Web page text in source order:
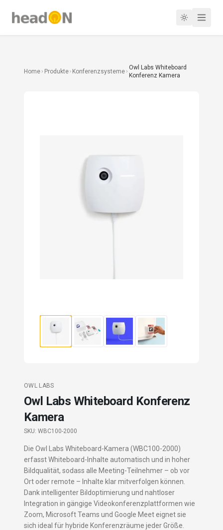
Home Produkte Konferenzsysteme
Owl Labs Whiteboard
Konferenz Kamera
OWL LABS
Owl Labs Whiteboard Konferenz
Kamera
SKU: WBC100-2000
Die Owl Labs Whiteboard-Kamera (WBC100-2000)
erfasst Whiteboard-Inhalte automatisch und in hoher
Bildqualität, sodass alle Meeting-Teilnehmer – ob vor
Ort oder remote – Inhalte klar mitverfolgen können.
Dank intelligenter Bildoptimierung und nahtloser
Integration in gängige Videokonferenzplattformen wie
Zoom, Microsoft Teams und Google Meet eignet sie
sich ideal für hybride Konferenzräume jeder Größe.